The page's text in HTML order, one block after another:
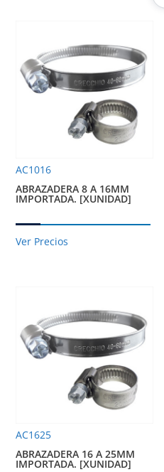
AC1016
ABRAZADERA 8 A 16MM
IMPORTADA. [XUNIDAD]
Ver Precios
AC1625
ABRAZADERA 16 A 25MM
IMPORTADA. [XUNIDAD]